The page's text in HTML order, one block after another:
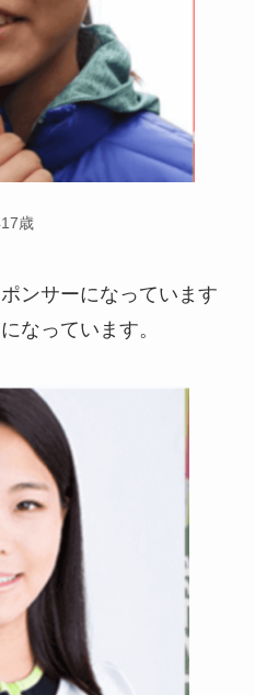
歳
ンサーになっています
なっています。